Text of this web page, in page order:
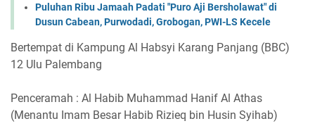
Puluhan Ribu Jamaah Padati "Puro Aji Bersholawat" di
Dusun Cabean, Purwodadi, Grobogan, PWI-LS Kecele
Bertempat di Kampung Al Habsyi Karang Panjang (BBC)
12 Ulu Palembang
Penceramah : Al Habib Muhammad Hanif Al Athas
(Menantu Imam Besar Habib Rizieq bin Husin Syihab)